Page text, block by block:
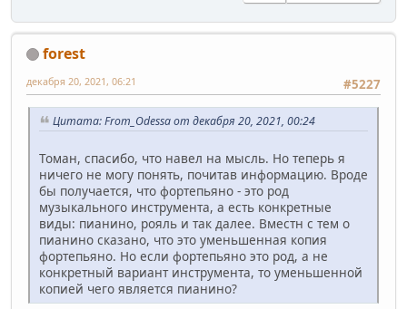
forest
#5227
декабря 20, 2021, 06:21
Цитата: From_Odessa от декабря 20, 2021, 00:24
Томан, спасибо, что навел на мысль. Но теперь я
ничего не могу понять, почитав информацию. Вроде
бы получается, что фортепьяно - это род
музыкального инструмента, а есть конкретные
виды: пианино, рояль и так далее. Вместн с тем о
пианино сказано, что это уменьшенная копия
фортепьяно. Но если фортепьяно это род, а не
конкретный вариант инструмента, то уменьшенной
копией чего является пианино?